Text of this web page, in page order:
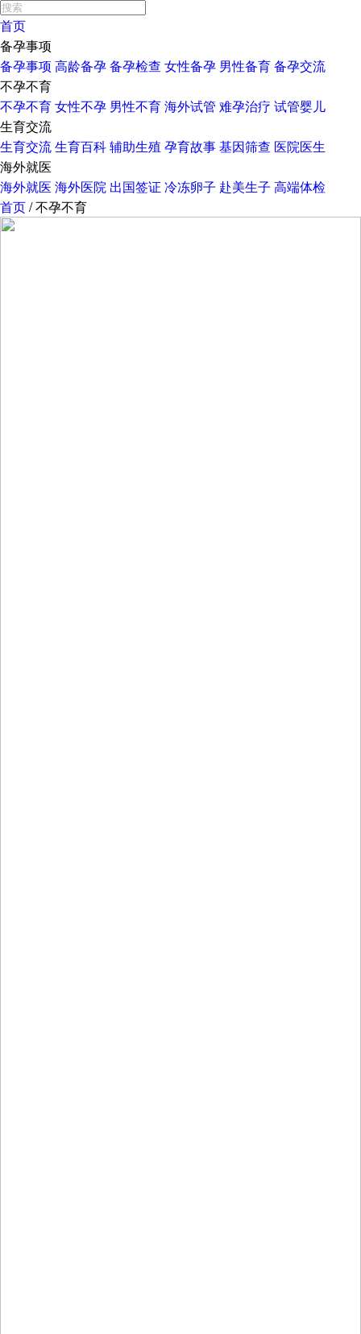
首页
备孕事项
备孕事项 高龄备孕备孕检查 女性备孕 男性备育备孕交流
不孕不育
不孕不育女性不孕 男性不育海外试管 难孕治疗 试管婴儿
生育交流
生育交流生育百科辅助生殖 孕育故事基因筛查 医院医生
海外就医
海外就医 海外医院 出国签证 冷冻卵子 赴美生子 高端体检
首页/不孕不育